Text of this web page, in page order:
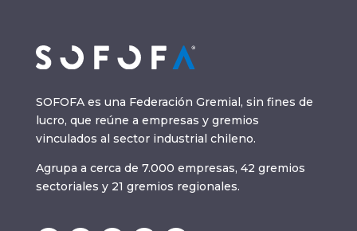
SOFOFA es una Federación Gremial, sin fines de
lucro, que reúne a empresas y gremios
vinculados al sector industrial chileno.
Agrupa a cerca de 7.000 empresas, 42 gremios
sectoriales y 21 gremios regionales.